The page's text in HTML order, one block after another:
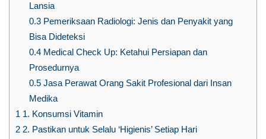
Lansia
0.3Pemeriksaan Radiologi: Jenis dan Penyakit yang
Bisa Dideteksi
0.4Medical Check Up: Ketahui Persiapan dan
Prosedurnya
0.5Jasa Perawat Orang Sakit Profesional dari Insan
Medika
1 1. Konsumsi Vitamin
2 2. Pastikan untuk Selalu ‘Higienis’ Setiap Hari